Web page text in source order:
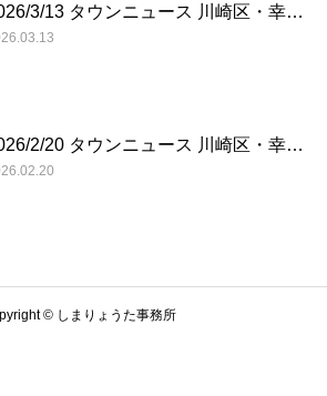
3/13 タウンニュース 川崎区・幸…
2/20 タウンニュース 川崎区・幸…
© しまりょうた事務所